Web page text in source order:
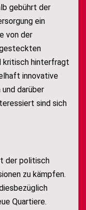
gebührt der
ein
von der
kritisch hinterfragt
innovative
darüber
sind sich
der politisch
zu kämpfen.
Quartiere.